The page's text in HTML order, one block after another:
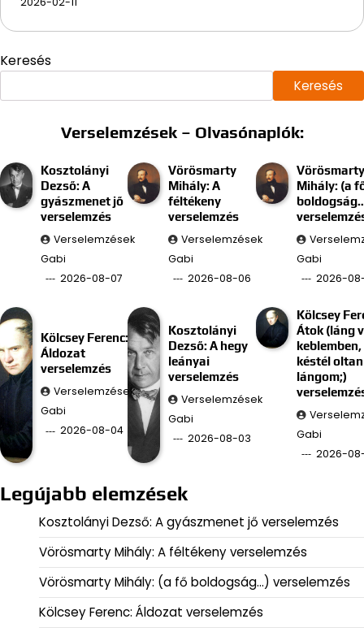
Keresés
Keresés
Verselemzések – Olvasónaplók:
Kosztolányi
Dezső: A
gyászmenet jő
verselemzés
Verselemzések
Gabi
2026-08-07
Vörösmarty
Mihály: A
féltékeny
verselemzés
Verselemzések
Gabi
2026-08-06
Vörösmarty
Mihály: (a
Gabi
2026-
Kölcsey Ferenc:
Áldozat
verselemzés
Verselemzések
Gabi
2026-08-04
Kosztolányi
Dezső: A hegy
leányai
verselemzés
Verselemzések
Gabi
2026-08-03
Kölcsey
Átok (láng
keblemben,
késtél
lángom;)
Gabi
2026-
Legújabb elemzések
Kosztolányi Dezső: A gyászmenet jő verselemzés
Vörösmarty Mihály: A féltékeny verselemzés
Vörösmarty Mihály: (a fő boldogság…) verselemzés
Kölcsey Ferenc: Áldozat verselemzés